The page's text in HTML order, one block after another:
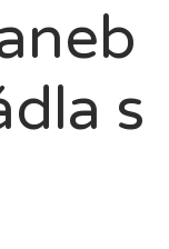
s